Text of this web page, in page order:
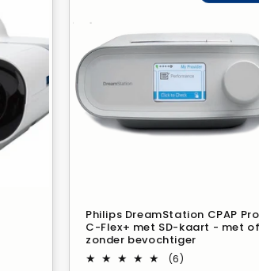
Philips DreamStation CPAP
C-Flex+ met SD-kaart - met of
zonder bevochtiger
(6)